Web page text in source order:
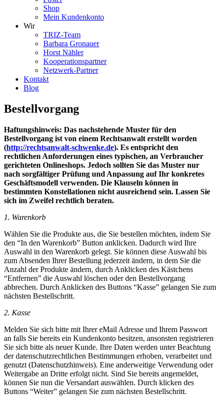
Shop
Mein Kundenkonto
Wir
TRIZ-Team
Barbara Gronauer
Horst Nähler
Kooperationspartner
Netzwerk-Partner
Kontakt
Blog
Bestellvorgang
Haftungshinweis: Das nachstehende Muster für den
Bestellvorgang ist von einem Rechtsanwalt erstellt worden
(http://rechtsanwalt-schwenke.de). Es entspricht den
rechtlichen Anforderungen eines typischen, an Verbraucher
gerichteten Onlineshops. Jedoch sollten Sie das Muster nur
nach sorgfältiger Prüfung und Anpassung auf Ihr konkretes
Geschäftsmodell verwenden. Die Klauseln können in
bestimmten Konstellationen nicht ausreichend sein. Lassen Sie
sich im Zweifel rechtlich beraten.
1. Warenkorb
Wählen Sie die Produkte aus, die Sie bestellen möchten, indem Sie
den “In den Warenkorb” Button anklicken. Dadurch wird Ihre
Auswahl in den Warenkorb gelegt. Sie können diese Auswahl bis
zum Absenden Ihrer Bestellung jederzeit ändern, in dem Sie die
Anzahl der Produkte ändern, durch Anklicken des Kästchens
“Entfernen” die Auswahl löschen oder den Bestellvorgang
abbrechen. Durch Anklicken des Buttons “Kasse” gelangen Sie zum
nächsten Bestellschritt.
2. Kasse
Melden Sie sich bitte mit Ihrer eMail Adresse und Ihrem Passwort
an falls Sie bereits ein Kundenkonto besitzen, ansonsten registrieren
Sie sich bitte als neuer Kunde. Ihre Daten werden unter Beachtung
der datenschutzrechtlichen Bestimmungen erhoben, verarbeitet und
genutzt (Datenschutzhinweis). Eine anderweitige Verwendung oder
Weitergabe an Dritte erfolgt nicht. Sind Sie bereits angemeldet,
können Sie nun die Versandart auswählen. Durch klicken des
Buttons “Weiter” gelangen Sie zum nächsten Bestellschritt.